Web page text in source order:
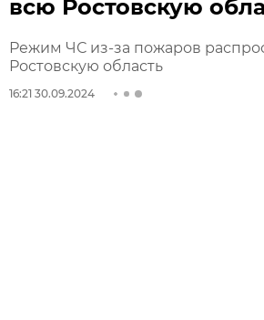
всю Ростовскую
Режим ЧС из-за пожаров
Ростовскую область
16:21 30.09.2024